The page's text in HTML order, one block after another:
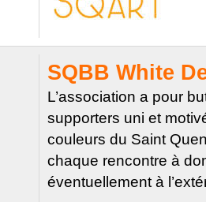
SQBB White
L’association a pour
supporters uni et
couleurs du Saint
chaque rencontre à
éventuellement à